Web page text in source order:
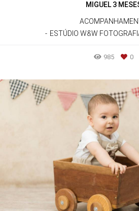
MIGUEL 3
ESTÚDIO W&W
985 0